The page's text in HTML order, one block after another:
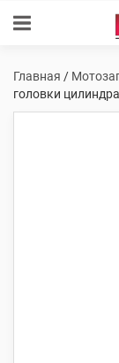
Главная /
головки